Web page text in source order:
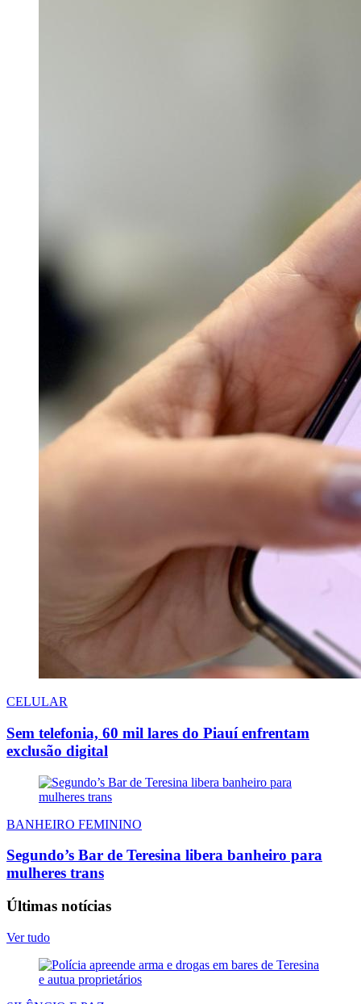
CELULAR
Sem telefonia, 60 mil lares do Piauí enfrentam
exclusão digital
BANHEIRO FEMININO
Segundo’s Bar de Teresina libera banheiro para
mulheres trans
Últimas notícias
Ver tudo